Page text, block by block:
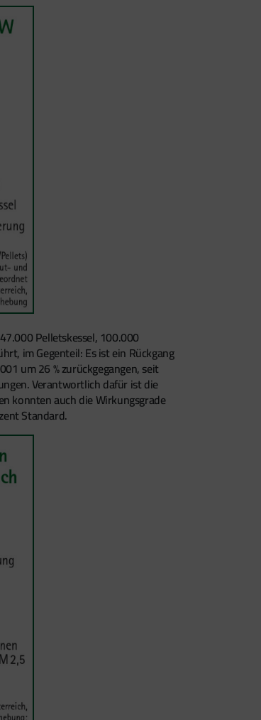
Pelletskessel, 100.000
im Gegenteil: Es ist ein Rückgang
um 26 % zurückgegangen, seit
Verantwortlich dafür ist die
konnten auch die Wirkungsgrade
Standard.